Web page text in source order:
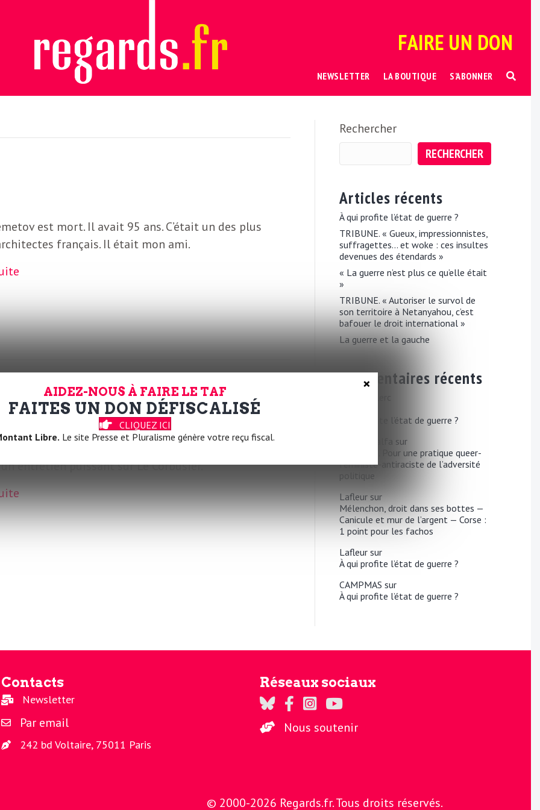
FAIRE UN DON
NEWSLETTER LA BOUTIQUE S’ABONNER
est mort. Il avait 95 ans. C’était un des plus
français. Il était mon ami.
un entretien puissant sur Le Corbusier.
Rechercher
RECHERCHER
Articles récents
À qui profite l’état de guerre ?
TRIBUNE. « Gueux, impressionnistes,
suffragettes… et woke : ces insultes
devenues des étendards »
« La guerre n’est plus ce qu’elle était
»
TRIBUNE. « Autoriser le survol de
son territoire à Netanyahou, c’est
bafouer le droit international »
La guerre et la gauche
Commentaires récents
À qui profite l’état de guerre ?
Pierre Khalfa sur
TRIBUNE. Pour une pratique queer-
féministe-antiraciste de l’adversité
politique
Lafleur sur
Mélenchon, droit dans ses bottes —
Canicule et mur de l’argent — Corse :
1 point pour les fachos
Lafleur sur
À qui profite l’état de guerre ?
CAMPMAS sur
À qui profite l’état de guerre ?
Contacts
Newsletter
Par email
242 bd Voltaire, 75011 Paris
Réseaux sociaux
Regards sur Twitter
Regards sur Facebook
Regards sur Instagram
La chaine Regards sur Youtube
Nous soutenir
© 2000-2026 Regards.fr. Tous droits réservés.
AIDEZ-NOUS À FAIRE LE TAF
FAITES UN DON DÉFISCALISÉ
CLIQUEZ ICI
Libre. Le site Presse et Pluralisme génère votre reçu fiscal.
×